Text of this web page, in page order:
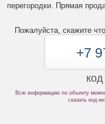
перегородки. Прямая
Пожалуйста, скажите
+7
Всю информацию по объекту
сказать код